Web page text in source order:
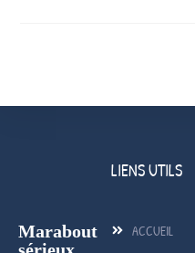
Marabout
LIENS UTILS
ACCUEIL